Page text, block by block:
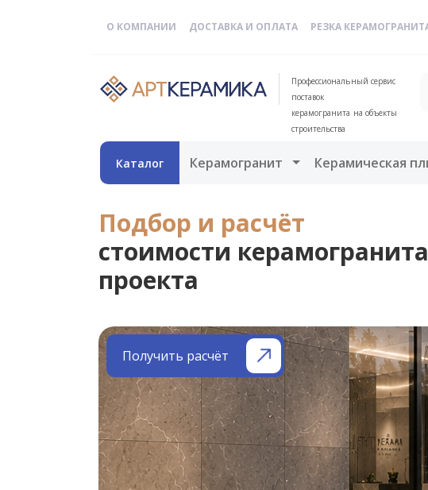
О КОМПАНИИ ДОСТАВКА И ОПЛАТА РЕЗКА
Профессиональный сервис
поставок
керамогранита на объекты
строительства
Каталог Керамогранит Открыть меню
Керамическая
Подбор и расчёт
стоимости
проекта
Получить расчёт